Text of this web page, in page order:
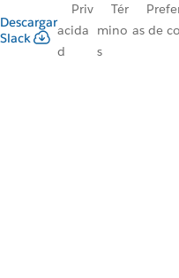
Descargar
Slack
Priv
acida
d
Tér
mino
s
as de